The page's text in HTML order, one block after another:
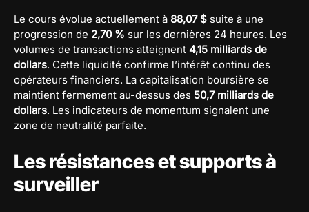
Le cours évolue actuellement à 88,07 $ suite à une
progression de 2,70 % sur les dernières 24 heures. Les
volumes de transactions atteignent 4,15 milliards de
dollars. Cette liquidité confirme l’intérêt continu des
opérateurs financiers. La capitalisation boursière se
maintient fermement au-dessus des 50,7 milliards de
dollars. Les indicateurs de momentum signalent une
zone de neutralité parfaite.
Les résistances et supports à
surveiller